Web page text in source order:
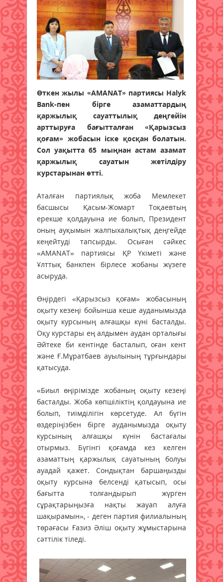
Өткен жылы «AMANAT» партиясы Halyk
Bank-пен бірге азаматтардың
қаржылық сауаттылық деңгейін
арттыруға бағытталған «Қарызсыз
қоғам» жобасын іске қосқан болатын.
Сол уақытта 65 мыңнан астам азамат
қаржылық сауатын жетілдіру
курстарынан өтті.
Аталған партиялық жоба Мемлекет
басшысы Қасым-Жомарт Тоқаевтың
ерекше қолдауына ие болып, Президент
оның ауқымын жалпыхалықтық деңгейде
кеңейтуді тапсырды. Осыған сәйкес
«AMANAT» партиясы ҚР Үкіметі және
Ұлттық банкпен бірлесе жобаны жүзеге
асыруда.
Өңірдегі «Қарызсыз қоғам» жобасының
оқыту кезеңі бойынша кеше ауданымызда
оқыту курсының алғашқы күні басталды.
Оқу курстары ең алдымен аудан орталығы
Әйтеке би кентінде басталып, оған кент
және Ғ.Мұратбаев ауылының тұрғындары
қатысуда.
«Биыл өңірімізде жобаның оқыту кезеңі
басталды. Жоба көпшіліктің қолдауына ие
болып, тиімділігін көрсетуде. Ал бүгін
өздеріңізбен бірге ауданымызда оқыту
курсының алғашқы күнін бастағалы
отырмыз. Бүгінгі қоғамда кез келген
азаматтың қаржылық сауатының болуы
ауадай қажет. Сондықтан баршаңызды
оқыту курсына белсенді қатысып, осы
бағытта толғандырып жүрген
сұрақтарыңызға нақты жауап алуға
шақырамын», - деген партия филиалының
төрағасы Ғазиз Әліш оқыту жұмыстарына
сәттілік тіледі.